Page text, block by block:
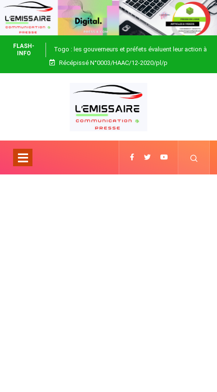
FLASH-
INFO
Togo : les gouverneurs et préfets évaluent leur action à
Blitta
Récépissé N°0003/HAAC/12-2020/pl/p